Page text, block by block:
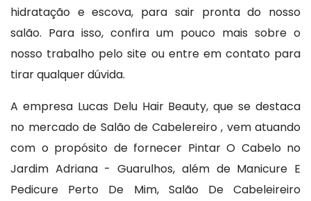
hidratação e escova, para sair pronta do nosso
salão. Para isso, confira um pouco mais sobre o
nosso trabalho pelo site ou entre em contato para
tirar qualquer dúvida.
A empresa Lucas Delu Hair Beauty, que se destaca
no mercado de Salão de Cabelereiro , vem atuando
com o propósito de fornecer Pintar O Cabelo no
Jardim Adriana - Guarulhos, além de Manicure E
Pedicure Perto De Mim, Salão De Cabeleireiro